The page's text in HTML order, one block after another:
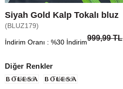
Siyah Gold Kalp Tokalı bluz
(BLUZ179)
İndirim Oranı : %30 İndirim999,99 TL
Diğer Renkler
Tükendi Tükendi